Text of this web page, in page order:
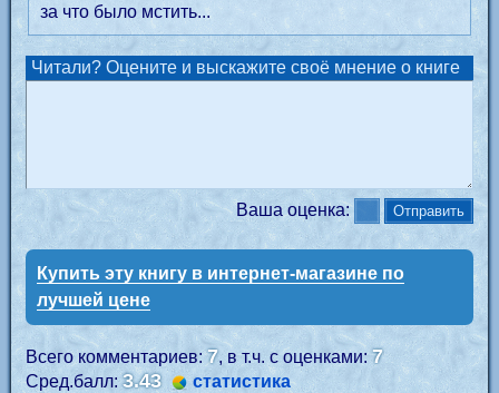
за что было мстить...
Читали? Оцените и выскажите своё мнение о книге
Ваша оценка:
Купить эту книгу в интернет-магазине по
лучшей цене
Всего комментариев:7, в т.ч. с оценками:7
Сред.балл: 3.43 статистика